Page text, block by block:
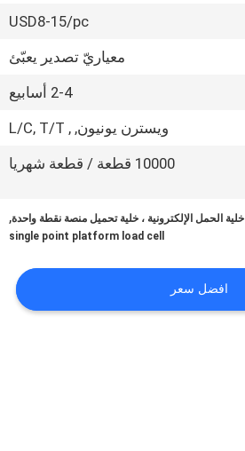
USD8-15/pc
معياريّ تصدير يعبّئ
2-4 أسابيع
ويسترن يونيون, , L/C, T/T
10000 قطعة / قطعة شهريا
خلية الحمل الإلكترونية ، خلية تحميل منصة نقطة واحدة,
single point platform load cell
افضل سعر